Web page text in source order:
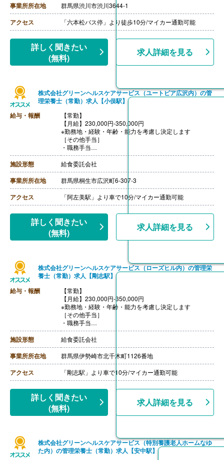
応じて決定（前年度実績 2.00ヶ月/年）
【通勤手当】あり（全額支給）
【退職金】なし
事業所所在地 群馬県渋川市渋川3644-1
アクセス 「六本松バス停」より徒歩10分/マイカー通勤可能
詳しく聞きたい
(無料)
求人詳細を見る
株式会社グリーンヘルスケアサービス（ユートピア広沢内）の管
理栄養士（常勤）求人【小俣駅】
給与・報酬
【常勤】
【月給】230,000円-350,000円
※勤務地・経験・年齢・能力を考慮し決定します
［その他手当］
・職務手当
・食事手当
・年末年始手当
【賞与】年2回（7月、12月）※会社業績、各個人実績に
応じて決定（前年度実績 2.00ヶ月/年）
【通勤手当】あり（全額支給）
【退職金】なし
施設形態 給食委託会社
事業所所在地 群馬県桐生市広沢町6-307-3
アクセス 「阿左美駅」より車で10分/マイカー通勤可能
詳しく聞きたい
(無料)
求人詳細を見る
株式会社グリーンヘルスケアサービス（ローズヒル内）の管理栄
養士（常勤）求人【剛志駅】
給与・報酬
【常勤】
【月給】230,000円-350,000円
※勤務地・経験・年齢・能力を考慮し決定します
［その他手当］
・職務手当
・食事手当
・年末年始手当
【賞与】年2回（7月、12月）※会社業績、各個人実績に
応じて決定（前年度実績 2.00ヶ月/年）
【通勤手当】あり（全額支給）
【退職金】なし
施設形態 給食委託会社
事業所所在地 群馬県伊勢崎市北千木町1126番地
アクセス 「剛志駅」より車で10分/マイカー通勤可能
詳しく聞きたい
(無料)
求人詳細を見る
株式会社グリーンヘルスケアサービス（特別養護老人ホームなゆ
た内）の管理栄養士（常勤）求人【安中駅】